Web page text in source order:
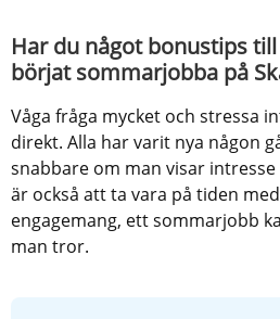
Har du något bonustips
börjat sommarjobba på
Våga fråga mycket och stressa
direkt. Alla har varit nya någon
snabbare om man visar
är också att ta vara på tiden
engagemang, ett sommarjobb
man tror.